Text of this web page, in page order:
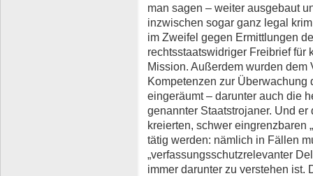
man sagen – weiter ausgebaut
inzwischen sogar ganz legal
im Zweifel gegen Ermittlungen
rechtsstaatswidriger Freibrief
Mission. Außerdem wurden dem
Kompetenzen zur Überwachung
eingeräumt – darunter auch die
genannter Staatstrojaner. Und
kreierten, schwer eingrenzbaren
tätig werden: nämlich in Fällen
„verfassungsschutzrelevanter
immer darunter zu verstehen ist.